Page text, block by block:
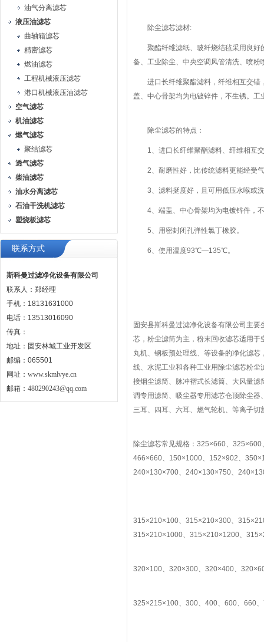
油气分离滤芯
液压油滤芯
曲轴箱滤芯
精密滤芯
燃油滤芯
工程机械液压滤芯
港口机械液压油滤芯
空气滤芯
机油滤芯
燃气滤芯
聚结滤芯
透气滤芯
柴油滤芯
油水分离滤芯
石油干洗机滤芯
塑烧板滤芯
联系方式
斯科曼过滤净化设备有限公司
联系人：郑经理
手机：18131631000
电话：13513016090
传真：
地址：固安林城工业开发区
邮编：065501
网址： www.skmlvye.cn
邮箱： 480290243@qq.com
除尘滤芯滤材:
聚酯纤维滤纸、玻纤烧结毡采用良好
备、工业除尘、中央空调风管清洗、喷
进口长纤维聚酯滤料，纤维相互交错
盖、中心骨架均为电镀锌件，不生锈。
除尘滤芯的特点：
1、进口长纤维聚酯滤料、纤维相互交
2、耐磨性好，比传统滤料更能经受气
3、滤料挺度好，且可用低压水喉或洗
4、端盖、中心骨架均为电镀锌件，
5、用密封闭孔弹性氯丁橡胶。
6、使用温度93℃—135℃。
固安县斯科曼过滤净化设备有限公司主
芯，粉尘滤筒为主，粉末回收滤芯适用
丸机、钢板预处理线、等设备的净化滤
线、水泥工业和各种工业用除尘滤芯粉
接烟尘滤筒、脉冲褶式长滤筒、大风量
调专用滤筒、吸尘器专用滤芯仓顶除尘
三耳、四耳、六耳、燃气轮机、等离子
除尘滤芯常见规格：325×660、
466×660、150×1000、152×902、
240×130×700、240×130×750、
315×210×100、315×210×300、
315×210×1000、315×210×1200、
320×100、320×300、320×400、
325×215×100、300、400、600、660